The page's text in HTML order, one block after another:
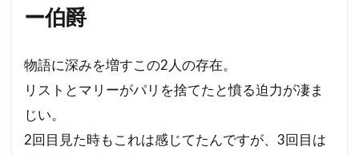
ー伯爵
物語に深みを増すこの2人の存在。
リストとマリーがパリを捨てたと憤る迫力が凄ま
じい。
2回目見た時もこれは感じてたんですが、3回目は